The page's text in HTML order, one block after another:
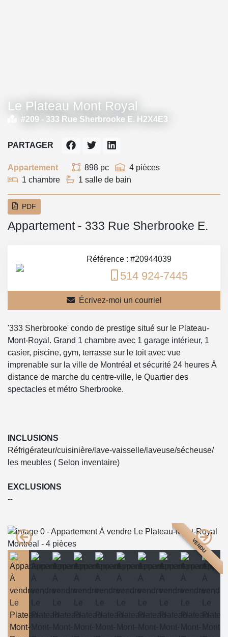
Le Plateau Mont Royal
#209 - 333 Rue Sherbrooke E. H2X4E3
Appartement 898 pc
4 pièces
1 chambre
1 salle de bain
PARTAGER
PDF
Appartement - 333 Rue Sherbrooke E.
Référence : #20944039
514 924-7445
Écrivez-moi un courriel
'333 Sherbrooke' condo de prestige situé sur le Plateau-
Mont-Royal. Grand 1 chambre avec 1 garage intérieur, 1
casier, piscine, gym, terrasse sur le toit avec vue
imprenable sur la ville de Montréal et sécurité 24 heures À
distance de marche du centre-ville, le Quartier des
spectacles et métro Sherbrooke.
INCLUSIONS
Réfrigérateur/cuisinière/lave-vaisselle/laveuse/sécheuse/
les meubles ( Selon inventaire)
EXCLUSIONS
--
VENDU